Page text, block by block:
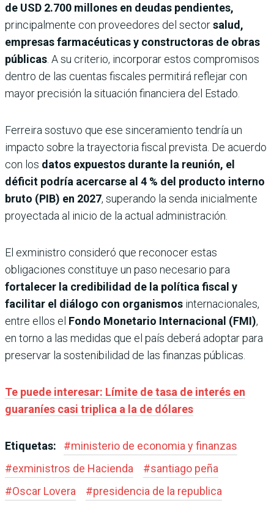
de USD 2.700 millones en deudas pendientes,
principalmente con proveedores del sectorsalud,
empresas farmacéuticas y constructoras de obras
públicas . A su criterio, incorporar estos compromisos
dentro de las cuentas fiscales permitirá reflejar con
mayor precisión la situación financiera del Estado.
Ferreira sostuvo que ese sinceramiento tendría un
impacto sobre la trayectoria fiscal prevista. De acuerdo
con los datos expuestos durante la reunión, el
déficit podría acercarse al 4 % del producto interno
bruto (PIB) en 2027, superando la senda inicialmente
proyectada al inicio de la actual administración.
El exministro consideró que reconocer estas
obligaciones constituye un paso necesario para
fortalecer la credibilidad de la política fiscal y
facilitar el diálogo con organismos internacionales,
entre ellos el Fondo Monetario Internacional (FMI),
en torno a las medidas que el país deberá adoptar para
preservar la sostenibilidad de las finanzas públicas.
Te puede interesar: Límite de tasa de interés en
guaraníes casi triplica a la de dólares
Etiquetas: #ministerio de economia y finanzas
#exministros de Hacienda #santiago peña
#Oscar Lovera #presidencia de la republica